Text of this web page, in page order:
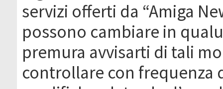
servizi offerti da “Amiga
possono cambiare in
premura avvisarti di tali
controllare con frequenza